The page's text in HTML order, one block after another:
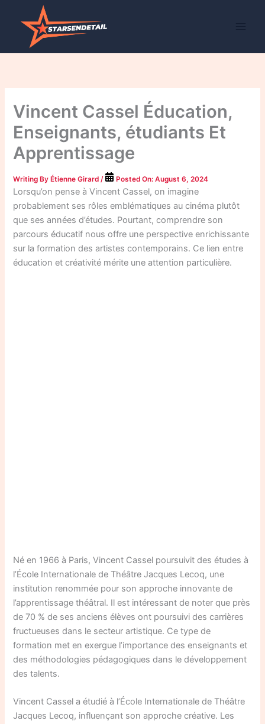
Vincent Cassel Éducation,
Enseignants, étudiants Et
Apprentissage
Writing ByÉtienne Girard / Posted On:August 6, 2024
Lorsqu’on pense à Vincent Cassel, on imagine
probablement ses rôles emblématiques au cinéma plutôt
que ses années d’études. Pourtant, comprendre son
parcours éducatif nous offre une perspective enrichissante
sur la formation des artistes contemporains. Ce lien entre
éducation et créativité mérite une attention particulière.
Né en 1966 à Paris, Vincent Cassel poursuivit des études à
l’École Internationale de Théâtre Jacques Lecoq, une
institution renommée pour son approche innovante de
l’apprentissage théâtral. Il est intéressant de noter que près
de 70 % de ses anciens élèves ont poursuivi des carrières
fructueuses dans le secteur artistique. Ce type de
formation met en exergue l’importance des enseignants et
des méthodologies pédagogiques dans le développement
des talents.
Vincent Cassel a étudié à l’École Internationale de Théâtre
Jacques Lecoq, influençant son approche créative. Les